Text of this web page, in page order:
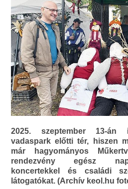
2025. szeptember 13-án
vadaspark előtti tér, hiszen
már hagyományos
rendezvény egész
koncertekkel és családi
látogatókat. (Archív keol.hu